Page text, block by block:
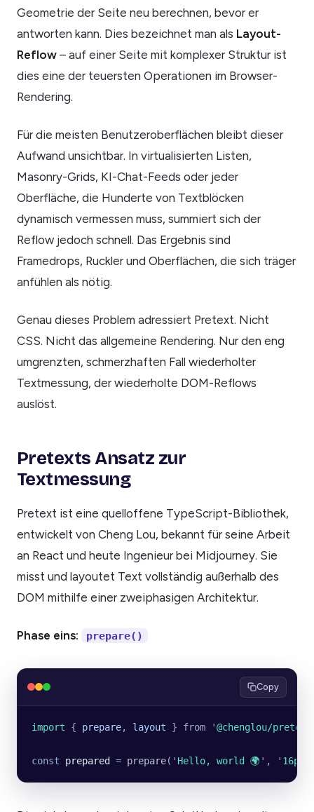
Geometrie der Seite neu berechnen, bevor er
antworten kann. Dies bezeichnet man als Layout-
Reflow – auf einer Seite mit komplexer Struktur ist
dies eine der teuersten Operationen im Browser-
Rendering.
Für die meisten Benutzeroberflächen bleibt dieser
Aufwand unsichtbar. In virtualisierten Listen,
Masonry-Grids, KI-Chat-Feeds oder jeder
Oberfläche, die Hunderte von Textblöcken
dynamisch vermessen muss, summiert sich der
Reflow jedoch schnell. Das Ergebnis sind
Framedrops, Ruckler und Oberflächen, die sich träger
anfühlen als nötig.
Genau dieses Problem adressiert Pretext. Nicht
CSS. Nicht das allgemeine Rendering. Nur den eng
umgrenzten, schmerzhaften Fall wiederholter
Textmessung, der wiederholte DOM-Reflows
auslöst.
Pretexts Ansatz zur
Textmessung
Pretext ist eine quelloffene TypeScript-Bibliothek,
entwickelt von Cheng Lou, bekannt für seine Arbeit
an React und heute Ingenieur bei Midjourney. Sie
misst und layoutet Text vollständig außerhalb des
DOM mithilfe einer zweiphasigen Architektur.
Phase eins: prepare()
Copy
import { prepare, layout } from '@chenglou/pretext
const prepared = prepare( ' Hello, world 🌍 ' , ' 16px